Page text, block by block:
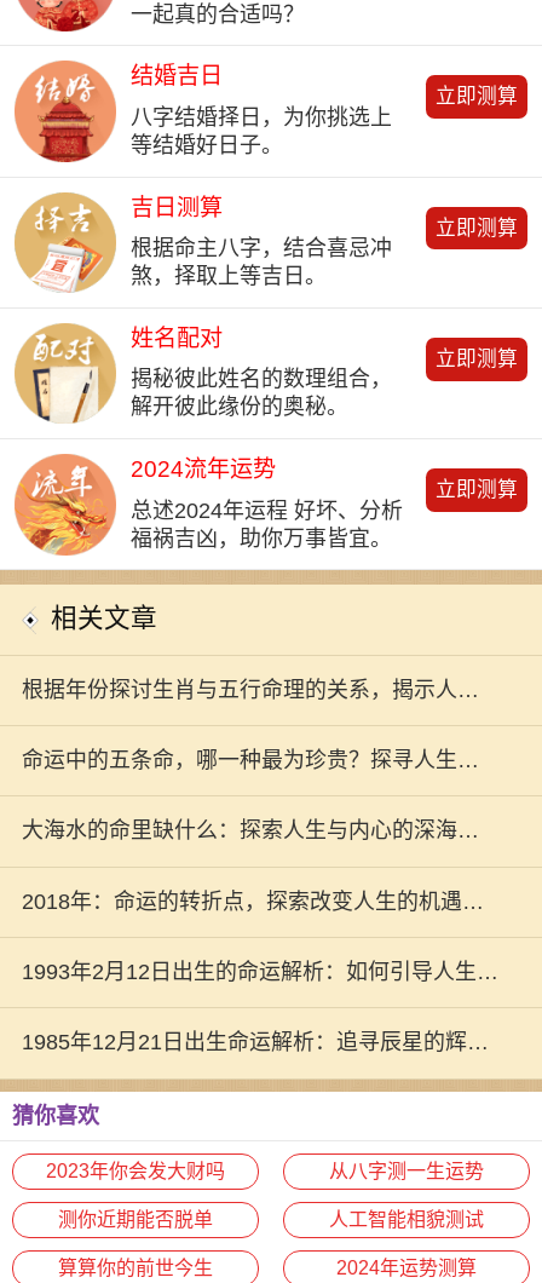
一起真的合适吗？
结婚吉日
八字结婚择日，为你挑选上
等结婚好日子。
立即测算
吉日测算
根据命主八字，结合喜忌冲
煞，择取上等吉日。
立即测算
姓名配对
揭秘彼此姓名的数理组合，
解开彼此缘份的奥秘。
立即测算
2024流年运势
总述2024年运程 好坏、分析
福祸吉凶，助你万事皆宜。
立即测算
相关文章
根据年份探讨生肖与五行命理的关系，揭示人生
秘密！
命运中的五条命，哪一种最为珍贵？探寻人生的
奥秘
大海水的命里缺什么：探索人生与内心的深海奥
秘
2018年：命运的转折点，探索改变人生的机遇与
挑战
1993年2月12日出生的命运解析：如何引导人生走
向辉煌
1985年12月21日出生命运解析：追寻辰星的辉煌
之路
猜你喜欢
2023年你会发大财吗 从八字测一生运势
测你近期能否脱单 人工智能相貌测试
算算你的前世今生 2024年运势测算